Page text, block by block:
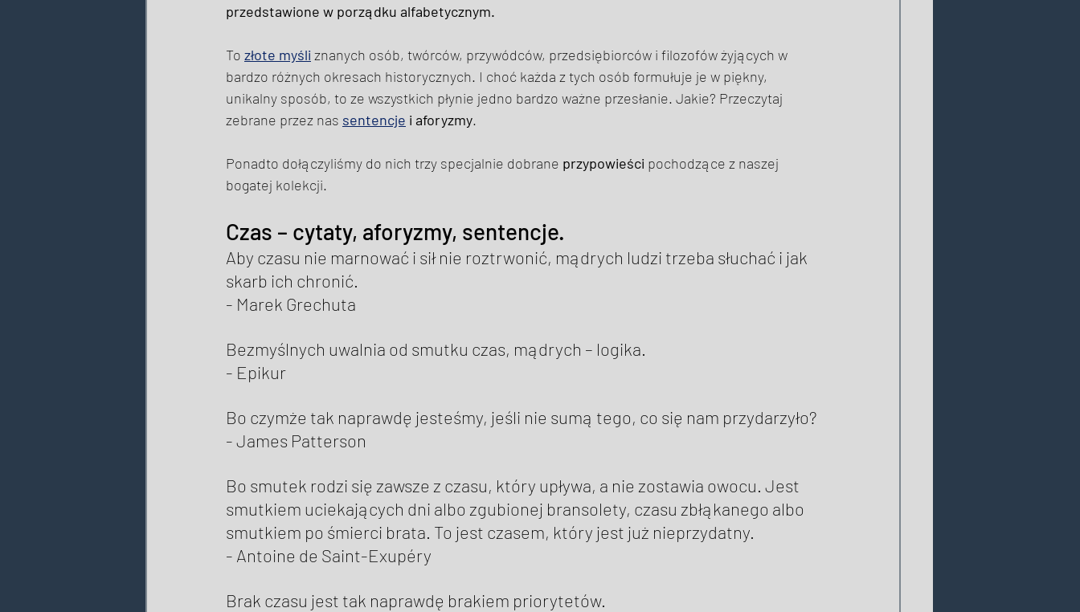
przedstawione w porządku alfabetycznym.
To złote myśli znanych osób, twórców, przywódców, przedsiębiorców i filozofów żyjących w
bardzo różnych okresach historycznych. I choć każda z tych osób formułuje je w piękny,
unikalny sposób, to ze wszystkich płynie jedno bardzo ważne przesłanie. Jakie? Przeczytaj
zebrane przez nas sentencje i aforyzmy.
Ponadto dołączyliśmy do nich trzy specjalnie dobrane przypowieści pochodzące z naszej
bogatej kolekcji.
Czas – cytaty, aforyzmy, sentencje.
Aby czasu nie marnować i sił nie roztrwonić, mądrych ludzi trzeba słuchać i jak
skarb ich chronić.
- Marek Grechuta
Bezmyślnych uwalnia od smutku czas, mądrych – logika.
- Epikur
Bo czymże tak naprawdę jesteśmy, jeśli nie sumą tego, co się nam przydarzyło?
- James Patterson
Bo smutek rodzi się zawsze z czasu, który upływa, a nie zostawia owocu. Jest
smutkiem uciekających dni albo zgubionej bransolety, czasu zbłąkanego albo
smutkiem po śmierci brata. To jest czasem, który jest już nieprzydatny.
- Antoine de Saint-Exupéry
Brak czasu jest tak naprawdę brakiem priorytetów.